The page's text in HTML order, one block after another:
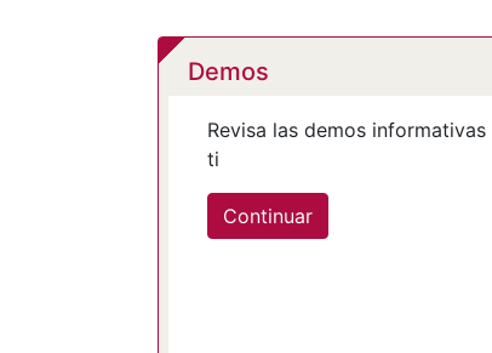
Demos
Revisa las demos
ti
Continuar